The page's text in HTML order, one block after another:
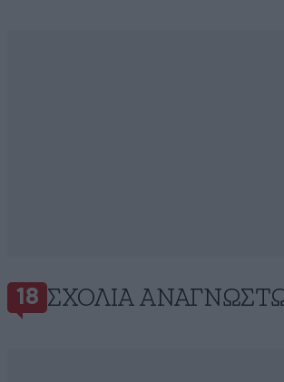
18 ΣΧΌΛΙΑ